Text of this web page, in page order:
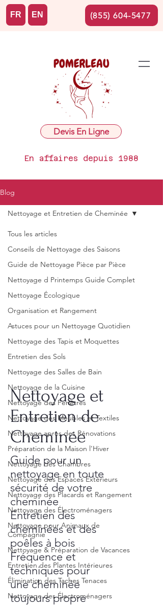
Devis En Ligne
En affaires depuis 1988
FR EN (855) 604-5477
Blog
Tous les articles
Conseils de Nettoyage des Saisons
Guide de Nettoyage Pièce par Pièce
Nettoyage d Printemps Guide Complet
Nettoyage Écologique
Organisation et Rangement
Astuces pour un Nettoyage Quotidien
Nettoyage des Tapis et Moquettes
Entretien des Sols
Nettoyage des Salles de Bain
Nettoyage de la Cuisine
Nettoyage des Fenêtres
Nettoyage des Meubles et Textiles
Nettoyage après des Rénovations
Préparation de la Maison l'Hiver
Nettoyage des Chambres
Nettoyage des Espaces Extérieurs
Nettoyage des Placards et Rangement
Nettoyage des Électroménagers
Nettoyage pour Animaux de
Compagnie
Nettoyage & Préparation de Vacances
Entretien des Plantes Intérieures
Élimination des Taches Tenaces
Nettoyage des Électroménagers
Nettoyage et Entretien de Cheminée
Nettoyage et
Entretien de
Cheminée
Guide pour un
nettoyage en toute
sécurité de votre
cheminée
Entretien des
cheminées et des
poêles à bois
Fréquence et
techniques pour
une cheminée
toujours propre